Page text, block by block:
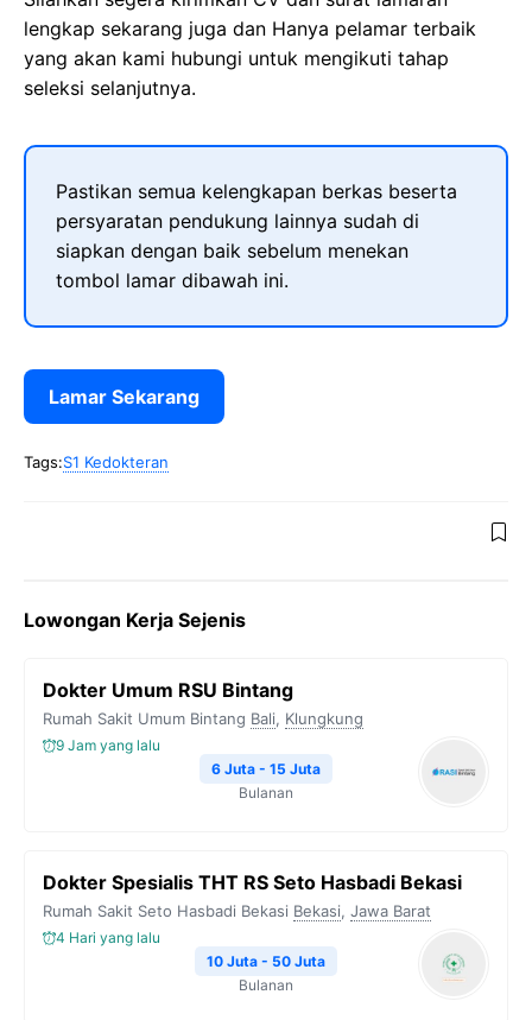
lengkap sekarang juga dan Hanya pelamar terbaik
yang akan kami hubungi untuk mengikuti tahap
seleksi selanjutnya.
Pastikan semua kelengkapan berkas beserta
persyaratan pendukung lainnya sudah di
siapkan dengan baik sebelum menekan
tombol lamar dibawah ini.
Lamar Sekarang
Tags:S1 Kedokteran
Lowongan Kerja Sejenis
Dokter Umum RSU Bintang
Rumah Sakit Umum Bintang Bali, Klungkung
9 Jam yang lalu
6 Juta - 15 Juta
Bulanan
Dokter Spesialis THT RS Seto Hasbadi Bekasi
Rumah Sakit Seto Hasbadi Bekasi Bekasi, Jawa Barat
4 Hari yang lalu
10 Juta - 50 Juta
Bulanan